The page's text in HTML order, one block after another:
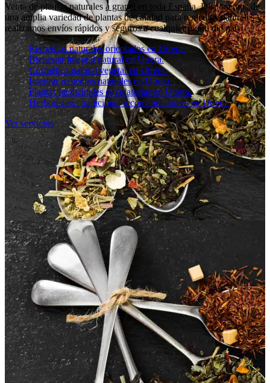
Venta de plantas naturalesa granel en toda España. Disponemos de
una amplia variedad de plantas de calidad para remedios naturales y
realizamos envíos rápidos y seguros a cualquier punto del país.
Remedios naturales orientados en Utrera.
Bienestar integral natural en Utrera.
Cosmética natural vegetal en Utrera.
Integrar remedios naturales en Utrera.
Plantas medicinales circulatorias en Utrera.
Herboristería tradicional recomendaciones en Utrera.
Ver servicios